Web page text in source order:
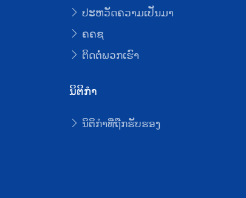
ປະຫວັດຄວາມເປັນມາ
ຄຄຊ
ຕິດຕໍ່ພວກເຮົາ
ນິຕິກໍາ
ນິຕິກໍາທີ່ຖືກຮັບຮອງ